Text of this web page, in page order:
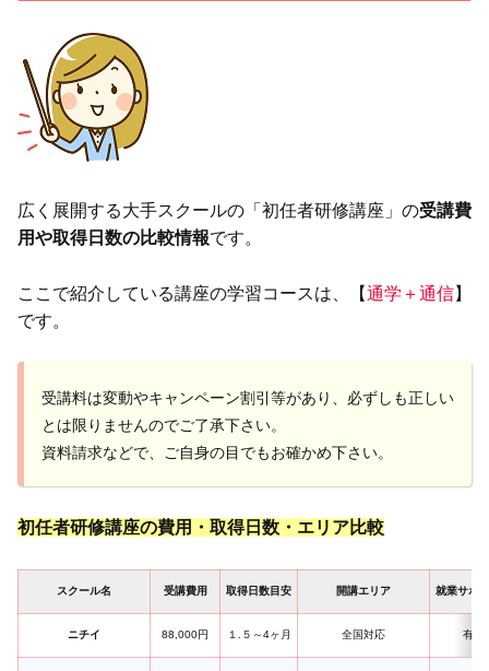
広く展開する大手スクールの「初任者研修講座」の受講費
用や取得日数の比較情報です。
ここで紹介している講座の学習コースは、【通学＋通信】
です。
受講料は変動やキャンペーン割引等があり、必ずしも正しい
とは限りませんのでご了承下さい。
資料請求などで、ご自身の目でもお確かめ下さい。
初任者研修講座の費用・取得日数・エリア比較
スクール名 受講費用 取得日数目安 開講エリア 就業サポ
ニチイ 88,000円 １.５～4ヶ月 全国対応 有